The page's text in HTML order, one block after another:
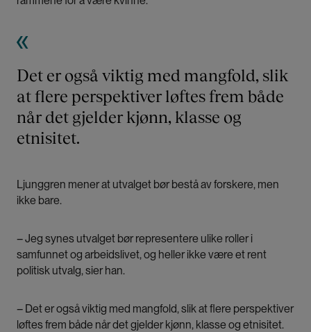
Det er også viktig med mangfold, slik
at flere perspektiver løftes frem både
når det gjelder kjønn, klasse og
etnisitet.
Ljunggren mener at utvalget bør bestå av forskere, men
ikke bare.
– Jeg synes utvalget bør representere ulike roller i
samfunnet og arbeidslivet, og heller ikke være et rent
politisk utvalg, sier han.
– Det er også viktig med mangfold, slik at flere perspektiver
løftes frem både når det gjelder kjønn, klasse og etnisitet.